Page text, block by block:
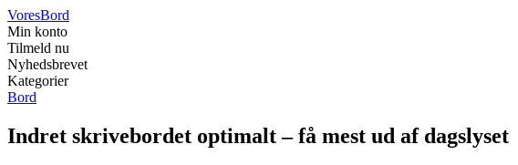
VoresBord
Min konto
Tilmeld nu
Nyhedsbrevet
Kategorier
Bord
Indret skrivebordet optimalt – få mest ud af dagslyset